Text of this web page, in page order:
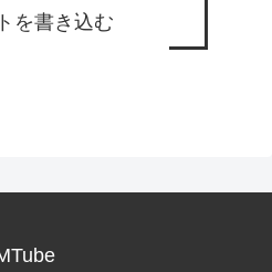
を書き込む